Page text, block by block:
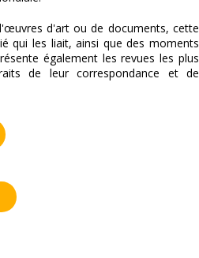
d'art ou de documents, cette
qui les liait, ainsi que des moments
également les revues les plus
de leur correspondance et de